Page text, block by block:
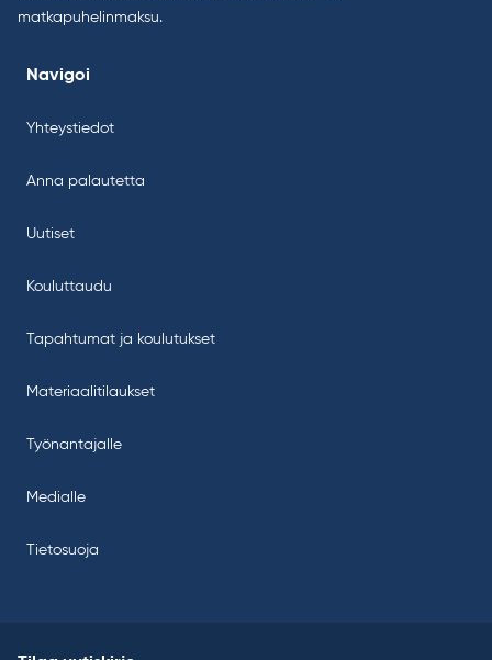
matkapuhelinmaksu.
Navigoi
Yhteystiedot
Anna palautetta
Uutiset
Kouluttaudu
Tapahtumat ja koulutukset
Materiaalitilaukset
Työnantajalle
Medialle
Tietosuoja